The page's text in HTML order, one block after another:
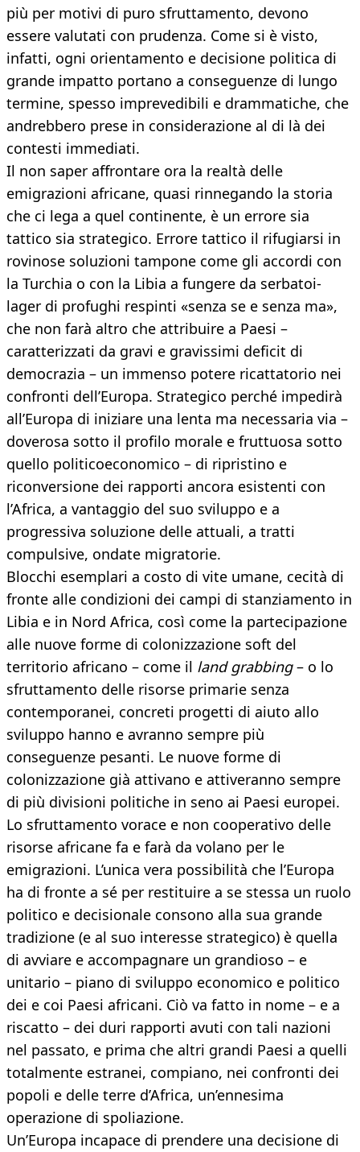
più per motivi di puro sfruttamento, devono
essere valutati con prudenza. Come si è visto,
infatti, ogni orientamento e decisione politica di
grande impatto portano a conseguenze di lungo
termine, spesso imprevedibili e drammatiche, che
andrebbero prese in considerazione al di là dei
contesti immediati.
Il non saper affrontare ora la realtà delle
emigrazioni africane, quasi rinnegando la storia
che ci lega a quel continente, è un errore sia
tattico sia strategico. Errore tattico il rifugiarsi in
rovinose soluzioni tampone come gli accordi con
la Turchia o con la Libia a fungere da serbatoi-
lager di profughi respinti «senza se e senza ma»,
che non farà altro che attribuire a Paesi –
caratterizzati da gravi e gravissimi deficit di
democrazia – un immenso potere ricattatorio nei
confronti dell’Europa. Strategico perché impedirà
all’Europa di iniziare una lenta ma necessaria via –
doverosa sotto il profilo morale e fruttuosa sotto
quello politicoeconomico – di ripristino e
riconversione dei rapporti ancora esistenti con
l’Africa, a vantaggio del suo sviluppo e a
progressiva soluzione delle attuali, a tratti
compulsive, ondate migratorie.
Blocchi esemplari a costo di vite umane, cecità di
fronte alle condizioni dei campi di stanziamento in
Libia e in Nord Africa, così come la partecipazione
alle nuove forme di colonizzazione soft del
territorio africano – come il land grabbing– o lo
sfruttamento delle risorse primarie senza
contemporanei, concreti progetti di aiuto allo
sviluppo hanno e avranno sempre più
conseguenze pesanti. Le nuove forme di
colonizzazione già attivano e attiveranno sempre
di più divisioni politiche in seno ai Paesi europei.
Lo sfruttamento vorace e non cooperativo delle
risorse africane fa e farà da volano per le
emigrazioni. L’unica vera possibilità che l’Europa
ha di fronte a sé per restituire a se stessa un ruolo
politico e decisionale consono alla sua grande
tradizione (e al suo interesse strategico) è quella
di avviare e accompagnare un grandioso – e
unitario – piano di sviluppo economico e politico
dei e coi Paesi africani. Ciò va fatto in nome – e a
riscatto – dei duri rapporti avuti con tali nazioni
nel passato, e prima che altri grandi Paesi a quelli
totalmente estranei, compiano, nei confronti dei
popoli e delle terre d’Africa, un’ennesima
operazione di spoliazione.
Un’Europa incapace di prendere una decisione di